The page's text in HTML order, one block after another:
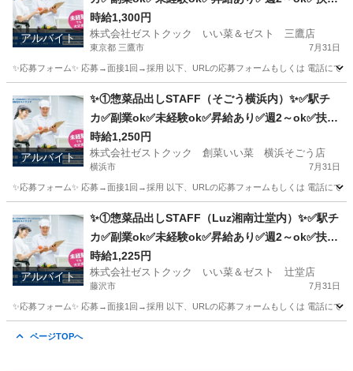
アルバイト
内ok
時給1,300円
株式会社ゼストクック いい菜＆ゼスト 三鷹店
東京都 三鷹市 7月31日
✨応募フォーム✨ 応募→面接1回→採用 以下、URLの応募フォームもしくは 電話にて
キッチン スタッフ
アルバイト
✨①惣菜品出しSTAFF（そごう横浜内）✨✅駅チ
カ✅副業ok✅未経験ok✅昇給あり✅週2～ok✅扶養
内ok
時給1,250円
株式会社ゼストクック 創菜いい菜 横浜そごう店
横浜市 7月31日
✨応募フォーム✨ 応募→面接1回→採用 以下、URLの応募フォームもしくは 電話にて
キッチン
アルバイト
✨①惣菜品出しSTAFF（Luz湘南辻堂内）✨✅駅チ
カ✅副業ok✅未経験ok✅昇給あり✅週2～ok✅扶養
内ok
時給1,225円
株式会社ゼストクック いい菜＆ゼスト 辻堂店
藤沢市 7月31日
✨応募フォーム✨ 応募→面接1回→採用 以下、URLの応募フォームもしくは 電話にて
ページTOPへ